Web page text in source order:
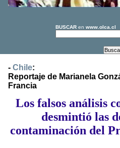
BUSCAR en www.olca.cl
- Chile:
Reportaje de Marianela
Francia
Los falsos análisis
desmintió las
contaminación del